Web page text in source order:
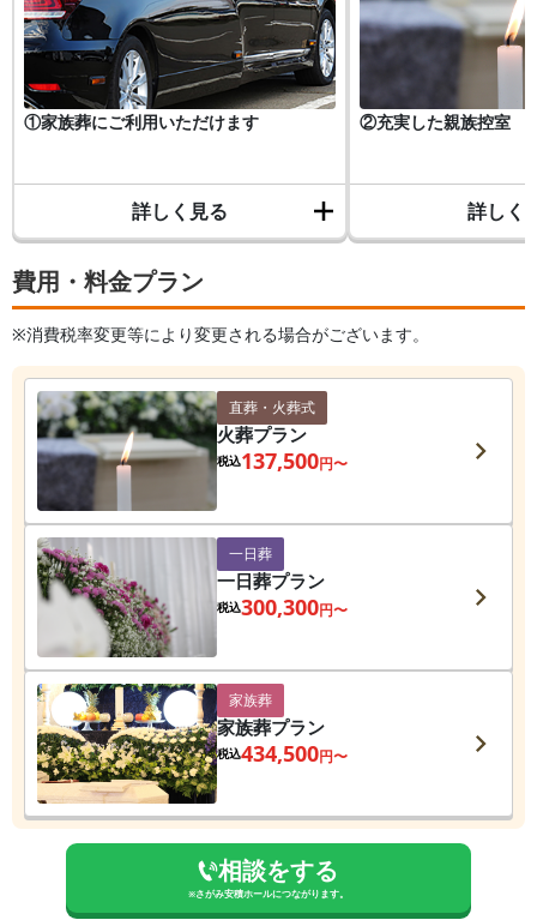
費用・料金プラン
※消費税率変更等により変更される場合がございます。
直葬・火葬式
火葬プラン
税込137,500円〜
一日葬
一日葬プラン
税込300,300円〜
家族葬
家族葬プラン
税込434,500円〜
相談をする
※さがみ安積ホールにつながります。
①家族葬にご利用いただけます
詳しく見る
②充実した親族控室
詳しく